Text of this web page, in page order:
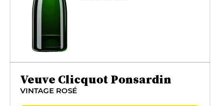
Veuve Clicquot Ponsardin
VINTAGE ROSÉ